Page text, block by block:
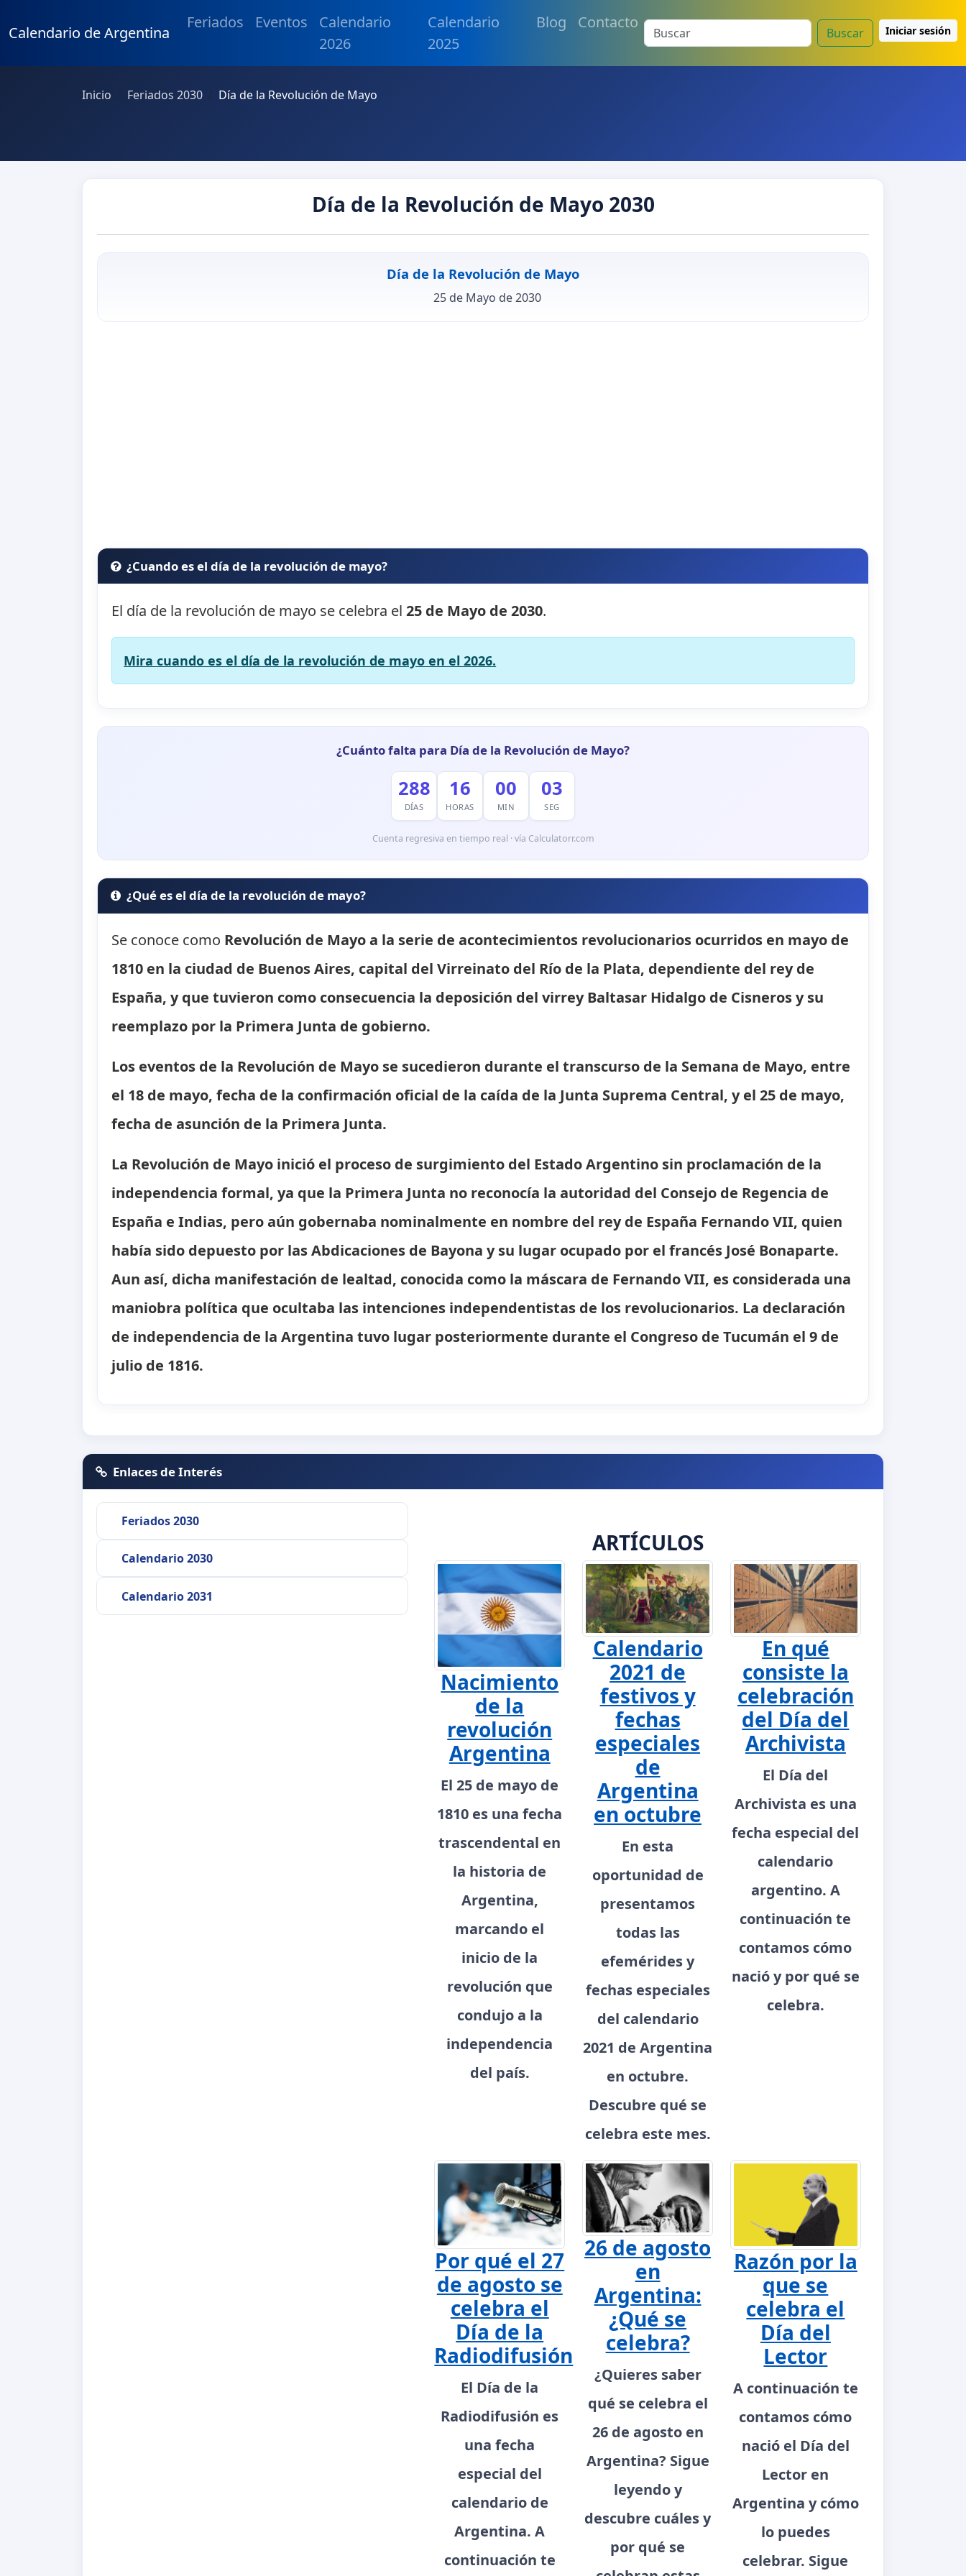
Calendario de Argentina
Feriados Eventos
Calendario
2026
Calendario
2025
Blog Contacto
Buscar Iniciar sesión
Inicio Feriados 2030 Día de la Revolución de Mayo
Día de la Revolución de Mayo 2030
Día de la Revolución de Mayo
25 de Mayo de 2030
¿Cuando es el día de la revolución de mayo?
El día de la revolución de mayo se celebra el25 de Mayo de 2030.
Mira cuando es el día de la revolución de mayo en el 2026.
¿Cuánto falta para Día de la Revolución de Mayo?
288
DÍAS
16
HORAS
00
MIN
02
SEG
Cuenta regresiva en tiempo real · vía Calculatorr.com
¿Qué es el día de la revolución de mayo?
Se conoce como Revolución de Mayoa la serie de acontecimientos revolucionarios ocurridos en mayo de
1810 en la ciudad de Buenos Aires, capital del Virreinato del Río de la Plata, dependiente del rey de
España, y que tuvieron como consecuencia la deposición del virrey Baltasar Hidalgo de Cisneros y su
reemplazo por la Primera Junta de gobierno.
Los eventos de la Revolución de Mayo se sucedieron durante el transcurso de la Semana de Mayo, entre
el 18 de mayo, fecha de la confirmación oficial de la caída de la Junta Suprema Central, y el 25 de mayo,
fecha de asunción de la Primera Junta.
La Revolución de Mayo inició el proceso de surgimiento del Estado Argentino sin proclamación de la
independencia formal, ya que la Primera Junta no reconocía la autoridad del Consejo de Regencia de
España e Indias, pero aún gobernaba nominalmente en nombre del rey de España Fernando VII, quien
había sido depuesto por las Abdicaciones de Bayona y su lugar ocupado por el francés José Bonaparte.
Aun así, dicha manifestación de lealtad, conocida como la máscara de Fernando VII, es considerada una
maniobra política que ocultaba las intenciones independentistas de los revolucionarios. La declaración
de independencia de la Argentina tuvo lugar posteriormente durante el Congreso de Tucumán el 9 de
julio de 1816.
Enlaces de Interés
Feriados 2030
Calendario 2030
Calendario 2031
ARTÍCULOS
Nacimiento
de la
revolución
Argentina
El 25 de mayo de
1810 es una fecha
trascendental en
la historia de
Argentina,
marcando el
inicio de la
revolución que
condujo a la
independencia
del país.
Calendario
2021 de
festivos y
fechas
especiales
de
Argentina
en octubre
En esta
oportunidad de
presentamos
todas las
efemérides y
fechas especiales
del calendario
2021 de Argentina
en octubre.
Descubre qué se
celebra este mes.
En qué
consiste la
celebración
del Día del
Archivista
El Día del
Archivista es una
fecha especial del
calendario
argentino. A
continuación te
contamos cómo
nació y por qué se
celebra.
Por qué el 27
de agosto se
celebra el
Día de la
Radiodifusión
El Día de la
Radiodifusión es
una fecha
especial del
calendario de
Argentina. A
continuación te
26 de agosto
en
Argentina:
¿Qué se
celebra?
¿Quieres saber
qué se celebra el
26 de agosto en
Argentina? Sigue
leyendo y
descubre cuáles y
por qué se
Razón por la
que se
celebra el
Día del
Lector
A continuación te
contamos cómo
nació el Día del
Lector en
Argentina y cómo
lo puedes
celebrar. Sigue